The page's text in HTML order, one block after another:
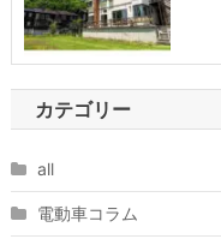
カテゴリー
all
電動車コラム